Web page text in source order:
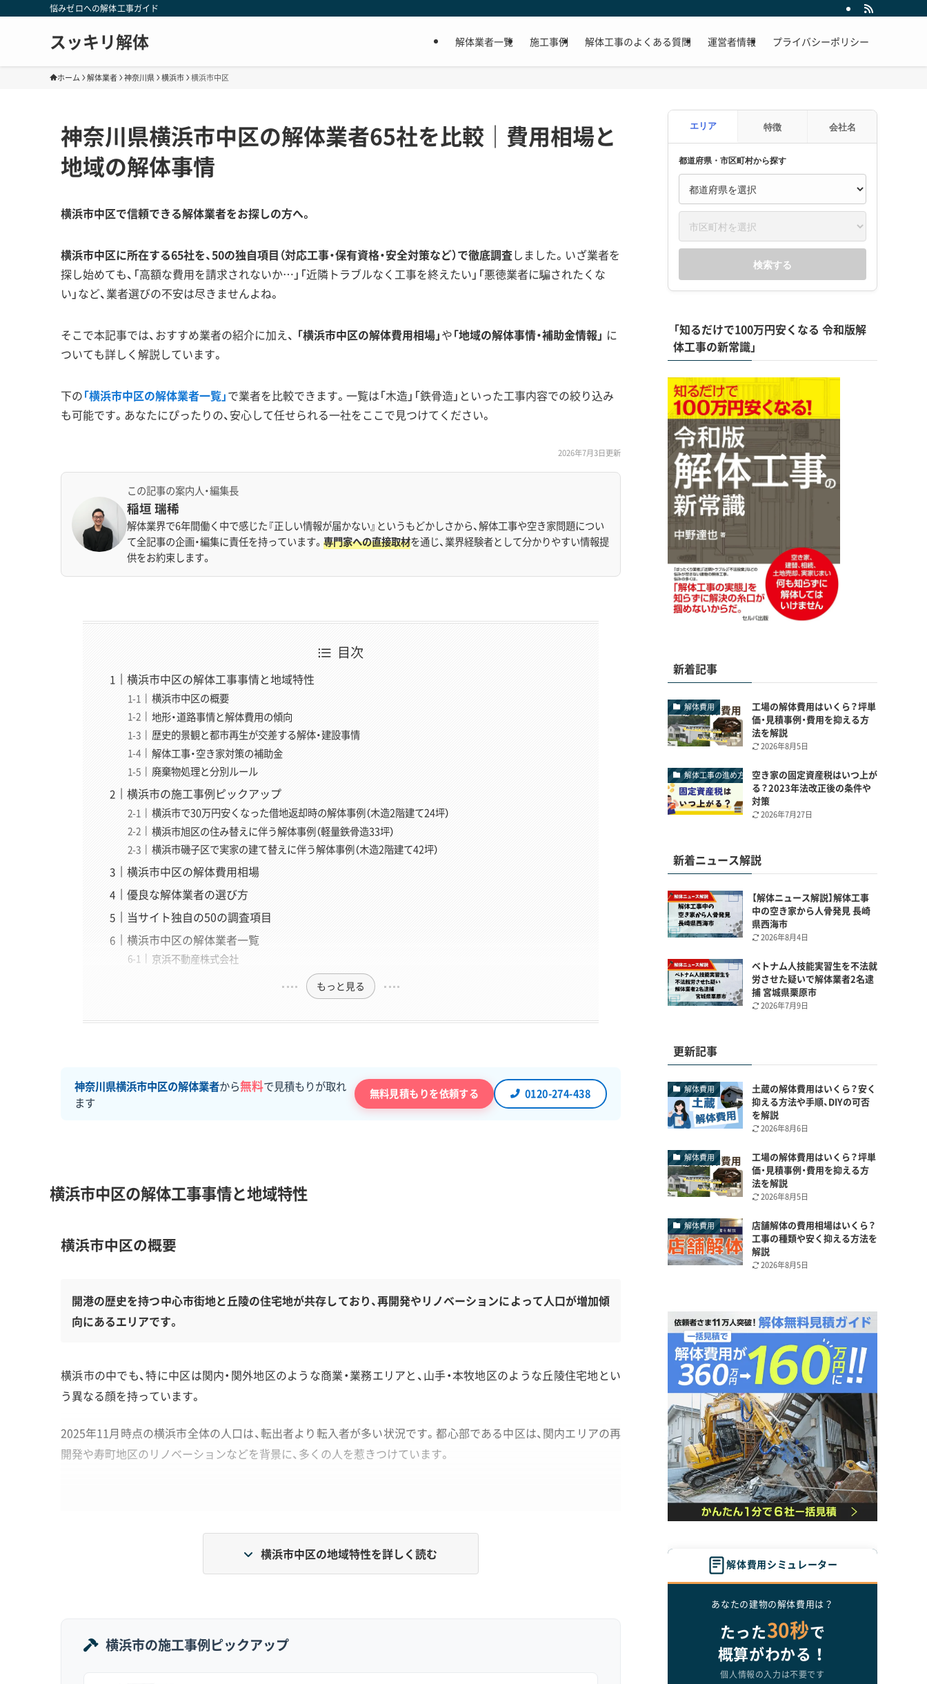
悩みゼロへの解体工事ガイド
スッキリ解体 解体業者一覧 施工事例 解体工事のよくある質問 運営者情報 プライバシーポリシー
ホーム 解体業者 神奈川県 横浜市 横浜市中区
神奈川県横浜市中区の解体業者65社を比較｜費用相場と
地域の解体事情
横浜市中区で信頼できる解体業者をお探しの方へ。
横浜市中区に所在する65社を、50の独自項目（対応工事・保有資格・安全対策など）で徹底調査しました。いざ業者を
探し始めても、「高額な費用を請求されないか…」「近隣トラブルなく工事を終えたい」「悪徳業者に騙されたくな
い」など、業者選びの不安は尽きませんよね。
そこで本記事では、おすすめ業者の紹介に加え、 「横浜市中区の解体費用相場」や「地域の解体事情・補助金情報」 に
ついても詳しく解説しています。
下の「横浜市中区の解体業者一覧」で業者を比較できます。一覧は「木造」「鉄骨造」といった工事内容での絞り込み
も可能です。あなたにぴったりの、安心して任せられる一社をここで見つけてください。
2026年7月3日更新
この記事の案内人・編集長
稲垣 瑞稀
解体業界で6年間働く中で感じた『正しい情報が届かない』というもどかしさから、解体工事や空き家問題につい
て全記事の企画・編集に責任を持っています。 専門家への直接取材を通じ、業界経験者として分かりやすい情報提
供をお約束します。
目次
横浜市中区の解体工事事情と地域特性
横浜市中区の概要
地形・道路事情と解体費用の傾向
歴史的景観と都市再生が交差する解体・建設事情
解体工事・空き家対策の補助金
廃棄物処理と分別ルール
横浜市の施工事例ピックアップ
横浜市で30万円安くなった借地返却時の解体事例（木造2階建て24坪）
横浜市旭区の住み替えに伴う解体事例（軽量鉄骨造33坪）
横浜市磯子区で実家の建て替えに伴う解体事例（木造2階建て42坪）
横浜市中区の解体費用相場
優良な解体業者の選び方
当サイト独自の50の調査項目
横浜市中区の解体業者一覧
京浜不動産株式会社
もっと見る
神奈川県横浜市中区の解体業者から無料で見積もりが取れ
ます
無料見積もりを依頼する 0120-274-438
横浜市中区の解体工事事情と地域特性
横浜市中区の概要
開港の歴史を持つ中心市街地と丘陵の住宅地が共存しており、再開発やリノベーションによって人口が増加傾
向にあるエリアです。
横浜市の中でも、特に中区は関内・関外地区のような商業・業務エリアと、山手・本牧地区のような丘陵住宅地とい
う異なる顔を持っています。
2025年11月時点の横浜市全体の人口は、転出者より転入者が多い状況です。都心部である中区は、関内エリアの再
開発や寿町地区のリノベーションなどを背景に、多くの人を惹きつけています。
台地由来の「崖」と、昔ながらの「狭い道」が非常に多く、手壊し解体や擁壁工事による追加費用が発生しやすい
地形の特徴：区の丘陵部は台地の端にあたり、特に山手町から根岸にかけては急な崖や坂が多く見られます。過
去の関東大震災で大規模な崖崩れが起きたエリアもあり、今も土砂災害警戒区域に指定されている場所が点在
横浜市中区の地域特性を詳しく読む
横浜市の施工事例ピックアップ
エリア 特徴 会社名
都道府県・市区町村から探す
検索する
「知るだけで100万円安くなる 令和版解
体工事の新常識」
新着記事
解体費用
工場の解体費用はいくら？坪単
価・見積事例・費用を抑える方
法を解説
2026年8月5日
解体工事の進め方
空き家の固定資産税はいつ上が
る？2023年法改正後の条件や
対策
2026年7月27日
新着ニュース解説
【解体ニュース解説】解体工事
中の空き家から人骨発見 長崎
県西海市
2026年8月4日
ベトナム人技能実習生を不法就
労させた疑いで解体業者2名逮
捕 宮城県栗原市
2026年7月9日
更新記事
解体費用
土蔵の解体費用はいくら？安く
抑える方法や手順、DIYの可否
を解説
2026年8月6日
解体費用
工場の解体費用はいくら？坪単
価・見積事例・費用を抑える方
法を解説
2026年8月5日
解体費用
店舗解体の費用相場はいくら？
工事の種類や安く抑える方法を
解説
2026年8月5日
解体費用シミュレーター
あなたの建物の解体費用は？
たった30秒で
概算がわかる！
個人情報の入力は不要です